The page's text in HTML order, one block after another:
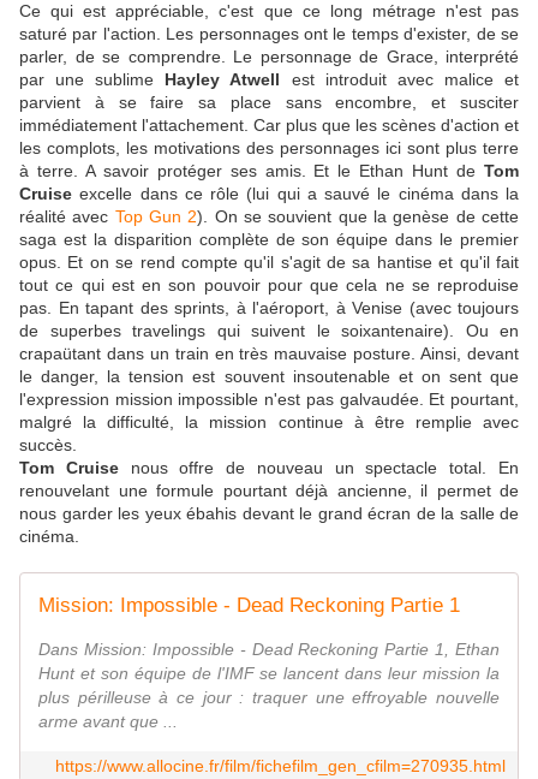
Ce qui est appréciable, c'est que ce long métrage n'est pas
saturé par l'action. Les personnages ont le temps d'exister, de se
parler, de se comprendre. Le personnage de Grace, interprété
par une sublime Hayley Atwell est introduit avec malice et
parvient à se faire sa place sans encombre, et susciter
immédiatement l'attachement. Car plus que les scènes d'action et
les complots, les motivations des personnages ici sont plus terre
à terre. A savoir protéger ses amis. Et le Ethan Hunt de Tom
Cruise excelle dans ce rôle (lui qui a sauvé le cinéma dans la
réalité avec Top Gun 2). On se souvient que la genèse de cette
saga est la disparition complète de son équipe dans le premier
opus. Et on se rend compte qu'il s'agit de sa hantise et qu'il fait
tout ce qui est en son pouvoir pour que cela ne se reproduise
pas. En tapant des sprints, à l'aéroport, à Venise (avec toujours
de superbes travelings qui suivent le soixantenaire). Ou en
crapaütant dans un train en très mauvaise posture. Ainsi, devant
le danger, la tension est souvent insoutenable et on sent que
l'expression mission impossible n'est pas galvaudée. Et pourtant,
malgré la difficulté, la mission continue à être remplie avec
succès.
Tom Cruisenous offre de nouveau un spectacle total. En
renouvelant une formule pourtant déjà ancienne, il permet de
nous garder les yeux ébahis devant le grand écran de la salle de
cinéma.
Mission: Impossible - Dead Reckoning Partie 1
Dans Mission: Impossible - Dead Reckoning Partie 1, Ethan
Hunt et son équipe de l'IMF se lancent dans leur mission la
plus périlleuse à ce jour : traquer une effroyable nouvelle
arme avant que ...
https://www.allocine.fr/film/fichefilm_gen_cfilm=270935.html